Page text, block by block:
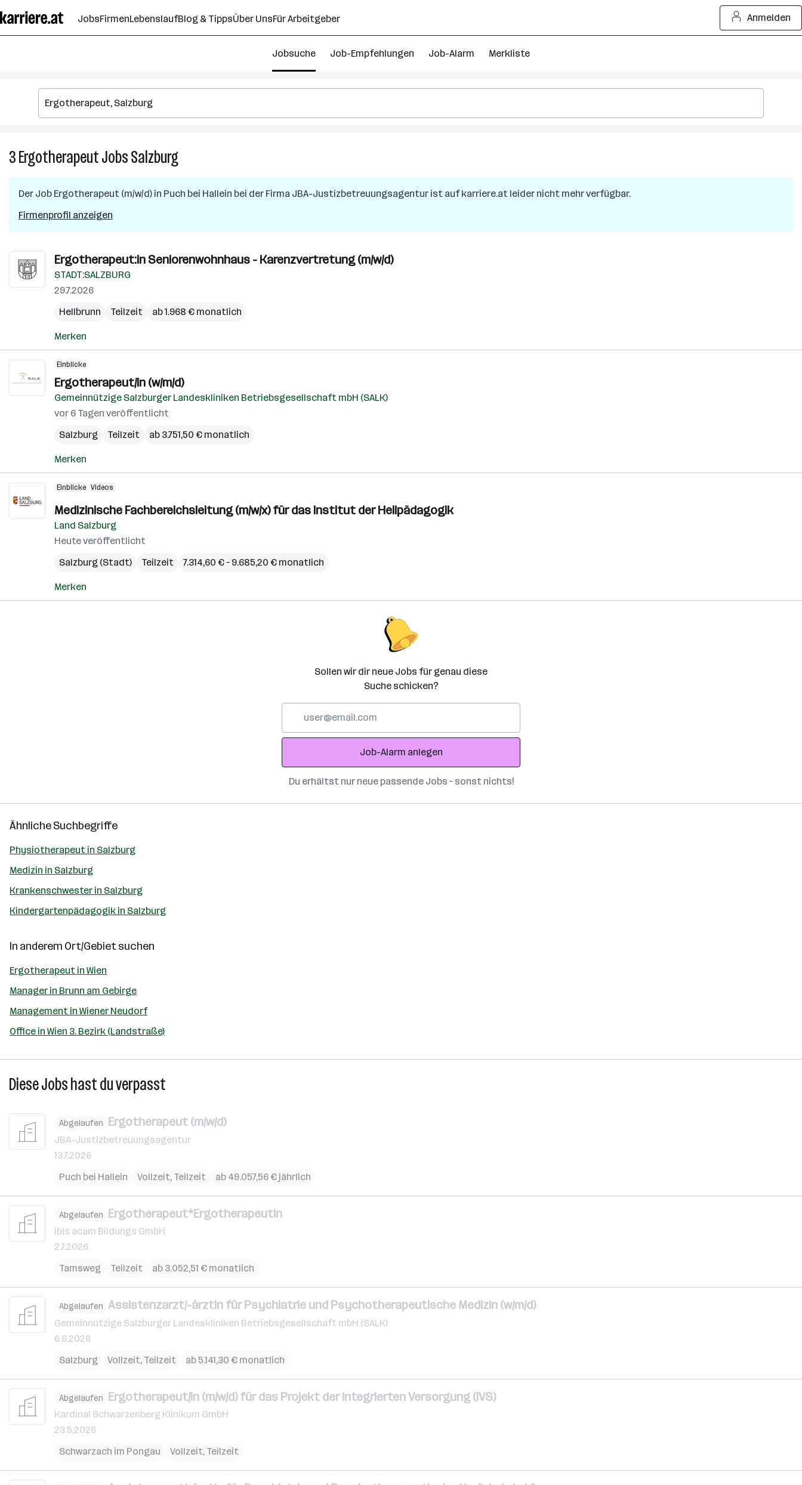
Seiteninhalt
springen
JobsFirmenLebenslaufBlog & TippsÜber UnsFür Arbeitgeber Anmelden
Jobsuche Job-Empfehlungen Job-Alarm Merkliste
3ErgotherapeutJobsSalzburg3
Ergotherapeut
in
Der Job Ergotherapeut (m/w/d) in Puch bei Hallein bei der Firma JBA-Justizbetreuungsagentur ist auf karriere.at leider nicht mehr verfügbar.
Firmenprofil anzeigen
Ergotherapeut:in Seniorenwohnhaus - Karenzvertretung (m/w/d)
STADT:SALZBURG
29.7.2026
Hellbrunn
Teilzeit ab 1.968 € monatlich
Merken
Einblicke
Ergotherapeut/in (w/m/d)
Gemeinnützige Salzburger Landeskliniken Betriebsgesellschaft mbH (SALK)
vor 6 Tagen veröffentlicht
Salzburg
Teilzeit ab 3.751,50 € monatlich
Merken
Einblicke Videos
Medizinische Fachbereichsleitung (m/w/x) für das Institut der Heilpädagogik
Land Salzburg
Heute veröffentlicht
Salzburg (Stadt)
Teilzeit 7.314,60 € – 9.685,20 € monatlich
Merken
Sollen wir dir neue Jobs für genau diese
Suche schicken?
Adresse
Job-Alarm anlegen
Du erhältst nur neue passende Jobs – sonst nichts!
Ähnliche Suchbegriffe
Physiotherapeut in Salzburg
Medizin in Salzburg
Krankenschwester in Salzburg
Kindergartenpädagogik in Salzburg
In anderem Ort/Gebiet suchen
Ergotherapeut in Wien
Manager in Brunn am Gebirge
Management in Wiener Neudorf
Office in Wien 3. Bezirk (Landstraße)
Diese Jobs hast du verpasst
Abgelaufen Ergotherapeut (m/w/d)
JBA-Justizbetreuungsagentur
13.7.2026
Puch bei Hallein
Vollzeit, Teilzeit ab 49.057,56 € jährlich
Abgelaufen Ergotherapeut*Ergotherapeutin
ibis acam Bildungs GmbH
2.7.2026
Tamsweg
Teilzeit ab 3.052,51 € monatlich
Abgelaufen Assistenzarzt/-ärztin für Psychiatrie und Psychotherapeutische Medizin (w/m/d)
Gemeinnützige Salzburger Landeskliniken Betriebsgesellschaft mbH (SALK)
6.6.2026
Salzburg
Vollzeit, Teilzeit ab 5.141,30 € monatlich
Abgelaufen Ergotherapeut/in (m/w/d) für das Projekt der Integrierten Versorgung (IVS)
Kardinal Schwarzenberg Klinikum GmbH
23.5.2026
Schwarzach im Pongau
Vollzeit, Teilzeit